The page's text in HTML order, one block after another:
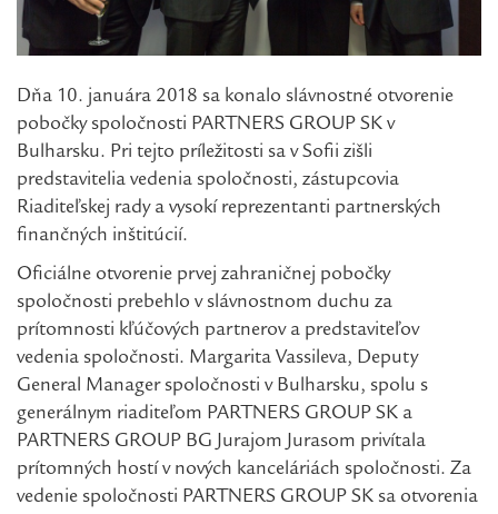
Dňa 10. januára 2018 sa konalo slávnostné otvorenie
pobočky spoločnosti PARTNERS GROUP SK v
Bulharsku. Pri tejto príležitosti sa v Sofii zišli
predstavitelia vedenia spoločnosti, zástupcovia
Riaditeľskej rady a vysokí reprezentanti partnerských
finančných inštitúcií.
Oficiálne otvorenie prvej zahraničnej pobočky
spoločnosti prebehlo v slávnostnom duchu za
prítomnosti kľúčových partnerov a predstaviteľov
vedenia spoločnosti. Margarita Vassileva, Deputy
General Manager spoločnosti v Bulharsku, spolu s
generálnym riaditeľom PARTNERS GROUP SK a
PARTNERS GROUP BG Jurajom Jurasom privítala
prítomných hostí v nových kanceláriách spoločnosti. Za
vedenie spoločnosti PARTNERS GROUP SK sa otvorenia